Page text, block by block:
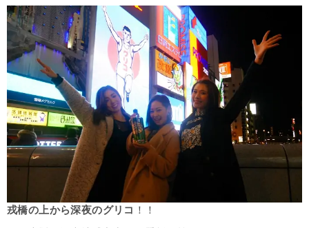
戎橋の上から深夜のグリコ ！！